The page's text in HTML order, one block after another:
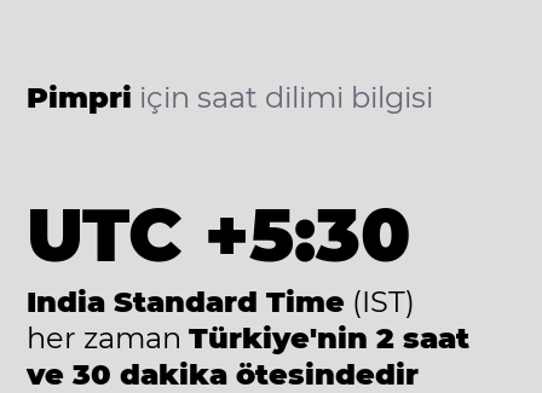
Pimpri için saat dilimi bilgisi
UTC +5:30
India Standard Time (IST)
her zaman Türkiye'nin 2 saat
ve 30 dakika ötesindedir